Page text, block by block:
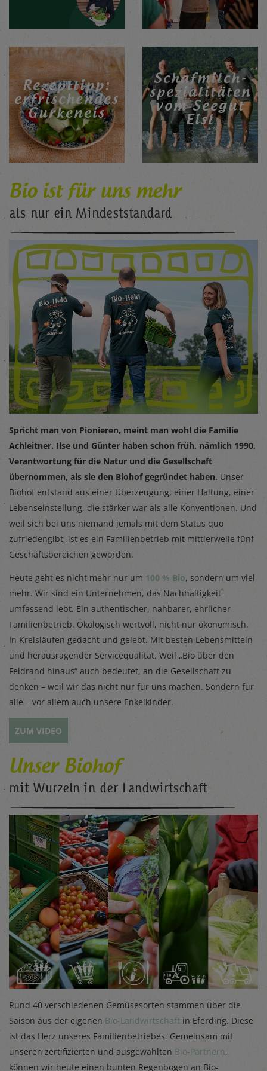
Rezepttipp:
erfrischendes
Gurkeneis
Schafmilch-
spezialitäten
vom Seegut
Eisl
Bio ist für uns mehr
als nur ein Mindeststandard
Spricht man von Pionieren, meint man wohl die Familie
Achleitner. Ilse und Günter haben schon früh, nämlich 1990,
Verantwortung für die Natur und die Gesellschaft
übernommen, als sie den Biohof gegründet haben. Unser
Biohof entstand aus einer Überzeugung, einer Haltung, einer
Lebenseinstellung, die stärker war als alle Konventionen. Und
weil sich bei uns niemand jemals mit dem Status quo
zufriedengibt, ist es ein Familienbetrieb mit mittlerweile fünf
Geschäftsbereichen geworden.
Heute geht es nicht mehr nur um 100 % Bio, sondern um viel
mehr. Wir sind ein Unternehmen, das Nachhaltigkeit
umfassend lebt. Ein authentischer, nahbarer, ehrlicher
Familienbetrieb. Ökologisch wertvoll, nicht nur ökonomisch.
In Kreisläufen gedacht und gelebt. Mit besten Lebensmitteln
und herausragender Servicequalität. Weil „Bio über den
Feldrand hinaus“ auch bedeutet, an die Gesellschaft zu
denken – weil wir das nicht nur für uns machen. Sondern für
alle – vor allem auch unsere Enkelkinder.
ZUM VIDEO
Unser Biohof
mit Wurzeln in der Landwirtschaft
Rund 40 verschiedenen Gemüsesorten stammen über die
Saison aus der eigenen Bio-Landwirtschaft in Eferding. Diese
ist das Herz unseres Familienbetriebes. Gemeinsam mit
unseren zertifizierten und ausgewählten Bio-Partnern,
können wir heute einen bunten Regenbogen an Bio-